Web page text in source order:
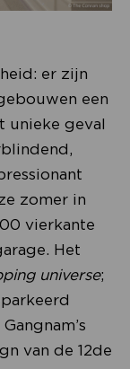
er zijn
een
unieke geval
zomer in
vierkante
Het
universe;
van de 12de